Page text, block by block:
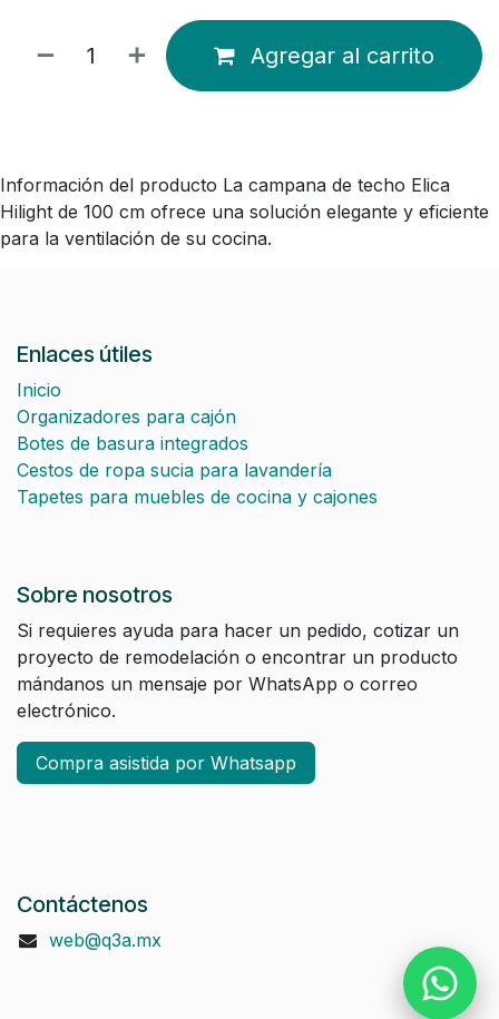
Agregar al carrito
Información del producto La campana de techo Elica
Hilight de 100 cm ofrece una solución elegante y eficiente
para la ventilación de su cocina.
Enlaces útiles
Inicio
Organizadores para cajón
Botes de basura integrados
Cestos de ropa sucia para lavandería
Tapetes para muebles de cocina y cajones
Sobre nosotros
Si requieres ayuda para hacer un pedido, cotizar un
proyecto de remodelación o encontrar un producto
mándanos un mensaje por WhatsApp o correo
electrónico.
Compra asistida por Whatsapp
Contáctenos
web@q3a.mx